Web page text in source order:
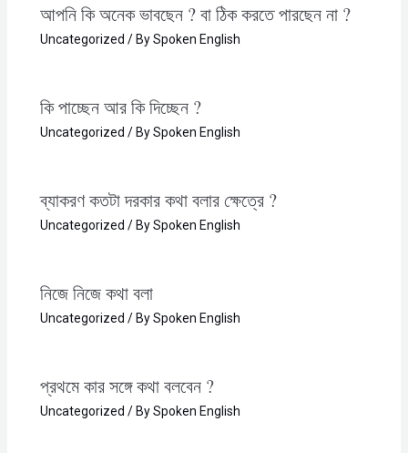
আপনি কি অনেক ভাবছেন ? বা ঠিক করতে পারছেন না ?
Uncategorized / BySpoken English
কি পাচ্ছেন আর কি দিচ্ছেন ?​
Uncategorized / BySpoken English
ব্যাকরণ কতটা দরকার কথা বলার ক্ষেত্রে ?​
Uncategorized / BySpoken English
নিজে নিজে কথা বলা​
Uncategorized / BySpoken English
প্রথমে কার সঙ্গে কথা বলবেন ?​
Uncategorized / BySpoken English